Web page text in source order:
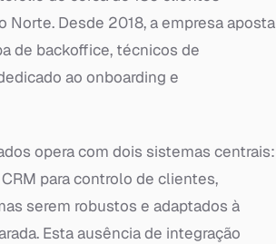
Norte. Desde 2018, a empresa aposta
de backoffice, técnicos de
ao onboarding e
opera com dois sistemas centrais:
para controlo de clientes,
serem robustos e adaptados à
Esta ausência de integração